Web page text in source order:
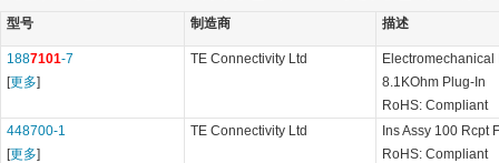
型号 制造商 描述
1887101-7
[更多]
TE Connectivity Ltd
Electromechanical
8.1KOhm Plug-In
RoHS: Compliant
448700-1
[更多]
TE Connectivity Ltd
Ins Assy 100 Rcpt
RoHS: Compliant